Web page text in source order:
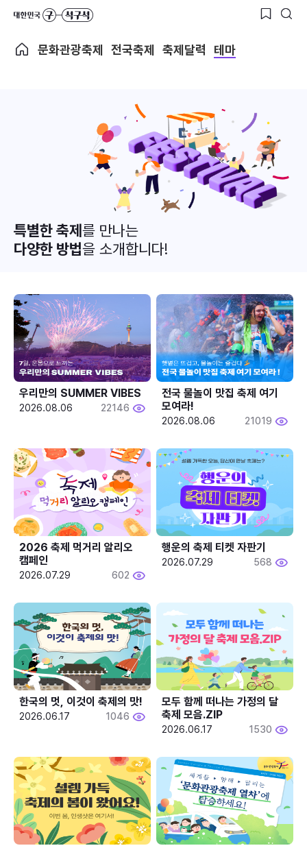
문화관광축제 전국축제 축제달력 테마
특별한 축제를 만나는
다양한 방법을 소개합니다!
우리만의 SUMMER VIBES
2026.08.06 22146
전국 물놀이 맛집 축제 여기
모여라!
2026.08.06 21019
2026 축제 먹거리 알리오
캠페인
2026.07.29 602
행운의 축제 티켓 자판기
2026.07.29 568
한국의 멋, 이것이 축제의 맛!
2026.06.17 1046
모두 함께 떠나는 가정의 달
축제 모음.ZIP
2026.06.17 1530